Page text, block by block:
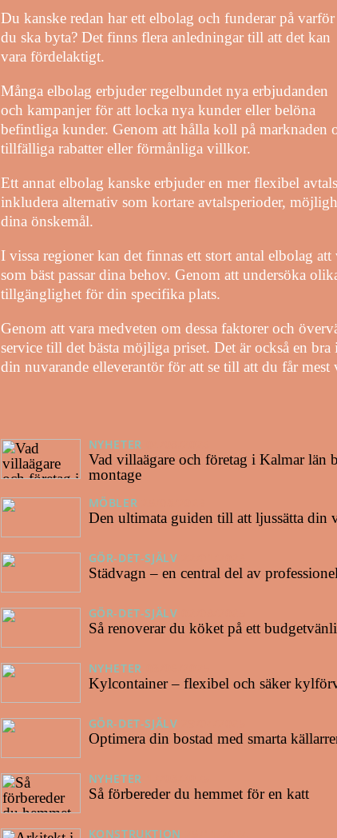
Du kanske redan har ett elbolag och funderar på varför
du ska byta? Det finns flera anledningar till att det kan
vara fördelaktigt.
Många elbolag erbjuder regelbundet nya erbjudanden
och kampanjer för att locka nya kunder eller belöna
befintliga kunder. Genom att hålla koll på marknaden
tillfälliga rabatter eller förmånliga villkor.
Ett annat elbolag kanske erbjuder en mer flexibel
inkludera alternativ som kortare avtalsperioder,
dina önskemål.
I vissa regioner kan det finnas ett stort antal elbolag
som bäst passar dina behov. Genom att undersöka
tillgänglighet för din specifika plats.
Genom att vara medveten om dessa faktorer och
service till det bästa möjliga priset. Det är också en
din nuvarande elleverantör för att se till att du får
NYHETER
Vad villaägare och företag i Kalmar län
montage
MÖBLER
Den ultimata guiden till att ljussätta din
GÖR-DET-SJÄLV
Städvagn – en central del av
GÖR-DET-SJÄLV
Så renoverar du köket på ett
NYHETER
Kylcontainer – flexibel och säker
GÖR-DET-SJÄLV
Optimera din bostad med smarta
NYHETER
Så förbereder du hemmet för en katt
KONSTRUKTION